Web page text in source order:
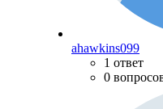
ahawkins099
1 ответ
0